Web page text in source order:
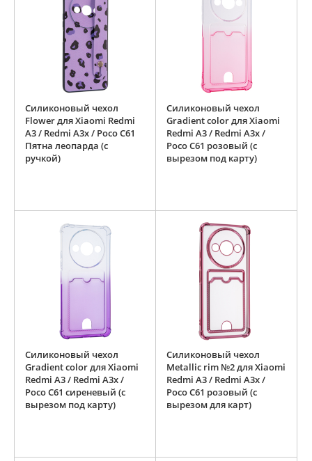
Силиконовый чехол
Flower для Xiaomi Redmi
A3 / Redmi A3x / Poco C61
Пятна леопарда (с
ручкой)
Силиконовый чехол
Gradient color для Xiaomi
Redmi A3 / Redmi A3x /
Poco C61 розовый (с
вырезом под карту)
Силиконовый чехол
Gradient color для Xiaomi
Redmi A3 / Redmi A3x /
Poco C61 сиреневый (с
вырезом под карту)
Силиконовый чехол
Metallic rim №2 для Xiaomi
Redmi A3 / Redmi A3x /
Poco C61 розовый (с
вырезом для карт)